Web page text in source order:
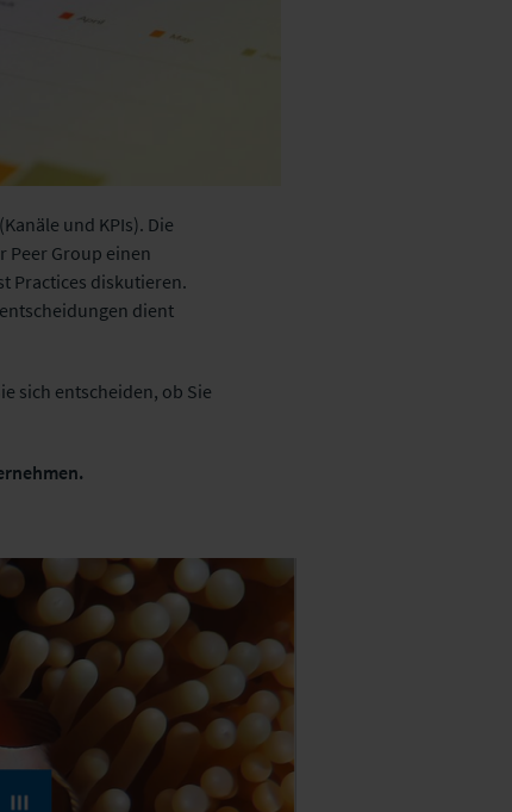
und KPIs). Die
Group einen
Practices diskutieren.
dient
sich entscheiden, ob Sie